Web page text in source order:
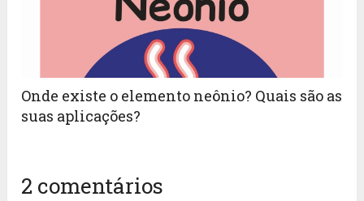
Onde existe o elemento neônio? Quais são as
suas aplicações?
2 comentários